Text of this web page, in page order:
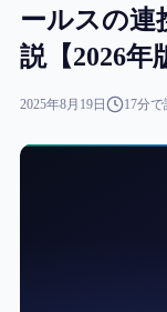
ールスの連
説【2026年
2025年8月19日 17分で